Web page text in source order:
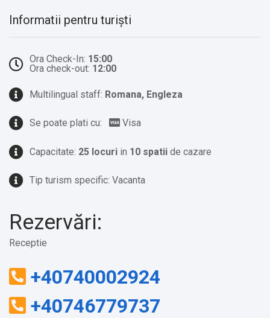
Informatii pentru turiști
Ora Check-In: 15:00
Ora check-out: 12:00
Multilingual staff: Romana, Engleza
Se poate plati cu: Visa
Capacitate: 25 locuri in 10 spatii de cazare
Tip turism specific: Vacanta
Rezervări:
Receptie
+40740002924
+40746779737